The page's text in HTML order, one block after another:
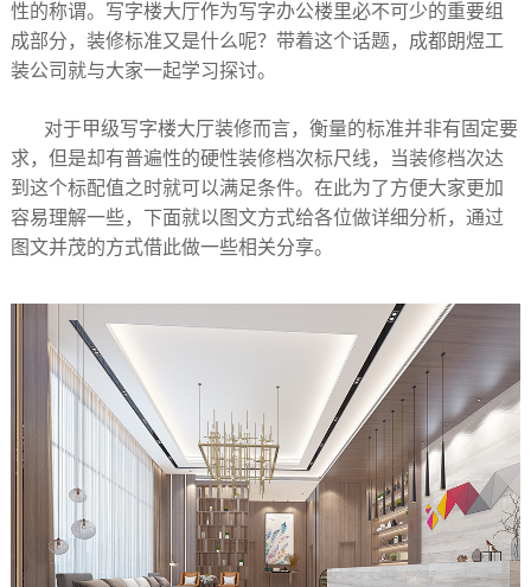
性的称谓。写字楼大厅作为写字办公楼里必不可少的重要组
成部分，装修标准又是什么呢？带着这个话题，成都朗煜工
装公司就与大家一起学习探讨。
对于甲级写字楼大厅装修而言，衡量的标准并非有固定要
求，但是却有普遍性的硬性装修档次标尺线，当装修档次达
到这个标配值之时就可以满足条件。在此为了方便大家更加
容易理解一些，下面就以图文方式给各位做详细分析，通过
图文并茂的方式借此做一些相关分享。